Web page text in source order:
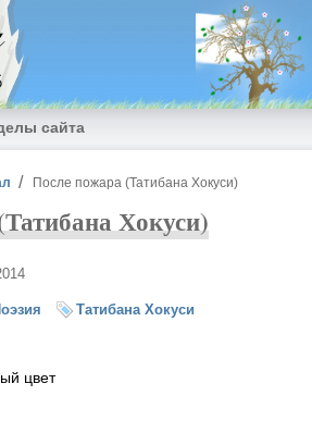
сайта
После пожара (Татибана Хокуси)
Хокуси)
Татибана Хокуси
цвет